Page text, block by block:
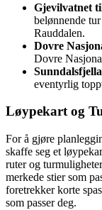
Gjevilvatnet
belønnende
Rauddalen.
Dovre
Dovre
eventyrlig
Løypekart og
For å gjøre
skaffe seg et
ruter og
merkede stier som
foretrekker korte
som passer deg.